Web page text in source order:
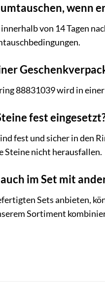
wenn
innerhalb von 14 Tagen
88831039 wird in
fest
fest und sicher in den
Steine nicht herausfallen.
im Set mit
Sets anbieten,
Sortiment